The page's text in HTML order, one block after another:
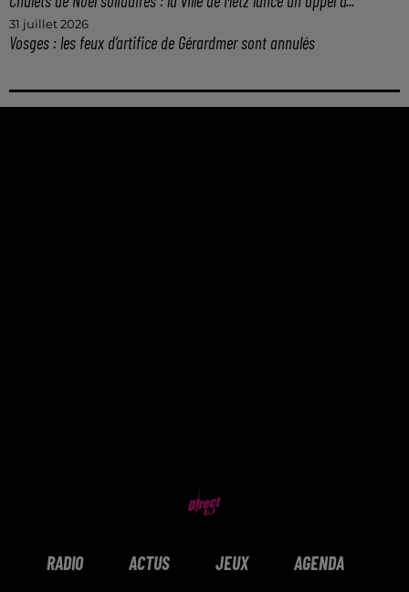
31 juillet 2026
Vosges : les feux d’artifice de Gérardmer sont annulés
RADIO ACTUS JEUX AGENDA